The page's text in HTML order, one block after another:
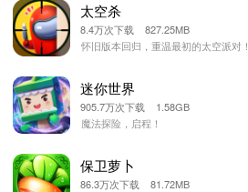
太空杀
8.4万次下载 827.25MB
怀旧版本回归，重温最初的太空派对！
迷你世界
905.7万次下载 1.58GB
魔法探险，启程！
保卫萝卜
86.3万次下载 81.72MB